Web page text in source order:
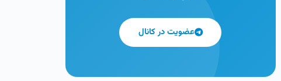
عضویت در کانال